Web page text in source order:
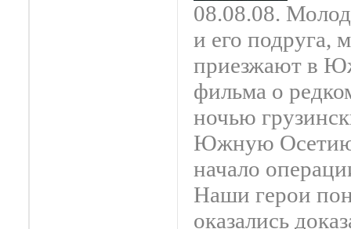
08.08.08.
и его подруга,
приезжают в
фильма о
ночью
Южную
начало
Наши герои
оказались